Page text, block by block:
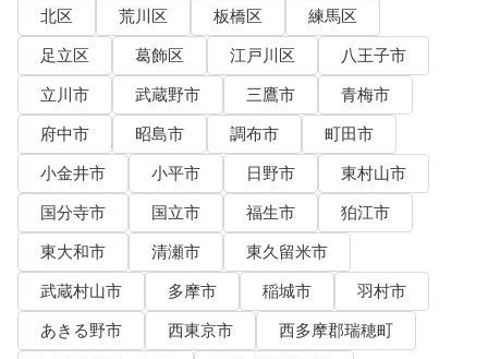
北区
荒川区 板橋区
練馬区
足立区
葛飾区 江戸川区
八王子市
立川市
武蔵野市 三鷹市
青梅市
府中市
昭島市 調布市
町田市
小金井市
小平市 日野市
東村山市
国分寺市
国立市 福生市
狛江市
東大和市
清瀬市
東久留米市
武蔵村山市
多摩市 稲城市
羽村市
あきる野市
西東京市
西多摩郡瑞穂町